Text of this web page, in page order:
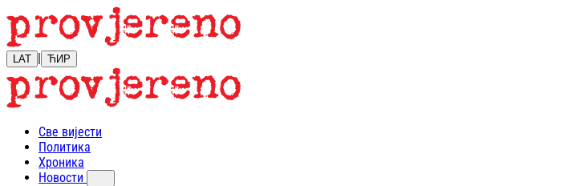
LAT | ЋИР
Све вијести
Политика
Хроника
Новости